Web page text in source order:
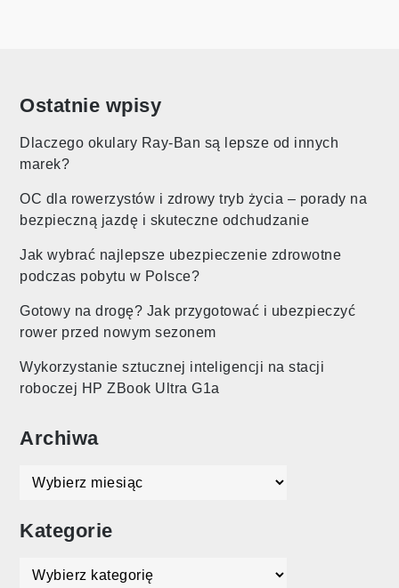
Ostatnie wpisy
Dlaczego okulary Ray-Ban są lepsze od innych
marek?
OC dla rowerzystów i zdrowy tryb życia – porady na
bezpieczną jazdę i skuteczne odchudzanie
Jak wybrać najlepsze ubezpieczenie zdrowotne
podczas pobytu w Polsce?
Gotowy na drogę? Jak przygotować i ubezpieczyć
rower przed nowym sezonem
Wykorzystanie sztucznej inteligencji na stacji
roboczej HP ZBook Ultra G1a
Archiwa
Archiwa
Kategorie
Kategorie